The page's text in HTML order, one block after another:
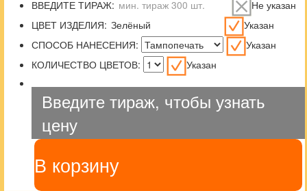
ВВЕДИТЕ ТИРАЖ:
Не указан
ЦВЕТ ИЗДЕЛИЯ:
Указан
СПОСОБ НАНЕСЕНИЯ:
Указан
КОЛИЧЕСТВО ЦВЕТОВ:
Указан
Введите тираж, чтобы узнать
цену
В корзину